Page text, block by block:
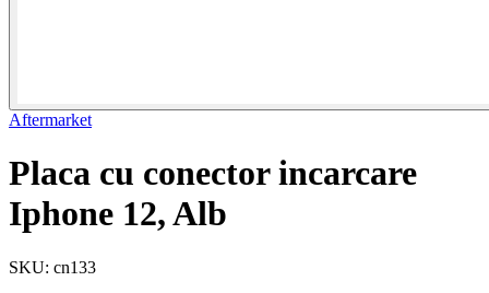
Aftermarket
Placa cu conector incarcare
Iphone 12, Alb
SKU: cn133